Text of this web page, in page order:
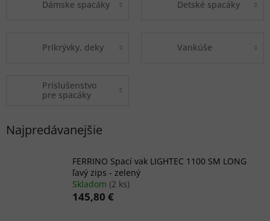
Dámske spacáky Detské spacáky
Prikrývky, deky Vankúše
Príslušenstvo
pre spacáky
Najpredávanejšie
FERRINO Spací vak LIGHTEC 1100 SM LONG
ľavý zips - zelený
Skladom (2 ks)
145,80 €